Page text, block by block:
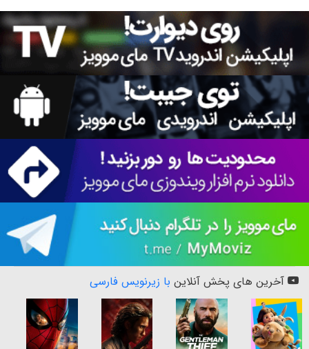
آخرین های پخش آنلاین با زیرنویس فارسی